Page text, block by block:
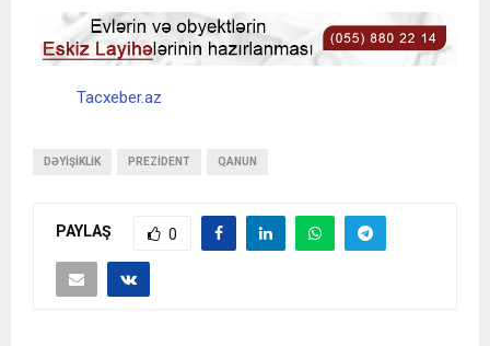
Tacxeber.az
DƏYIŞIKLIK PREZIDENT QANUN
PAYLAŞ 0